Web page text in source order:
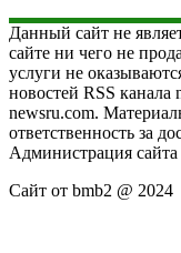
Данный сайт не
сайте ни чего не
услуги не
новостей RSS канала
newsru.com.
ответственность за
Администрация сайта
Сайт от bmb2 @ 2024